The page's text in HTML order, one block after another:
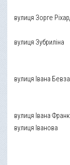
вулиця Зорге
вулиця Зубриліна
вулиця Івана Бевза
вулиця Івана
вулиця Іванова